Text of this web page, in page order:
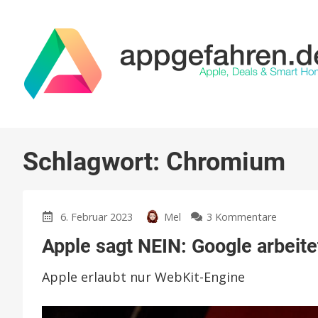
Schlagwort: Chromium
6. Februar 2023 Mel 3 Kommentare
sagt
trotz
Apple sagt NEIN: Google
Apple erlaubt nur WebKit-Engine